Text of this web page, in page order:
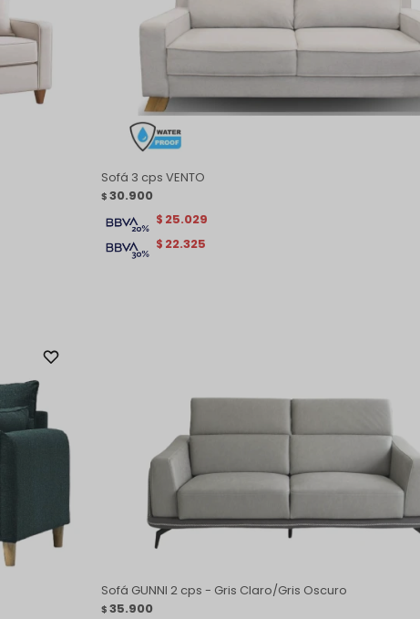
Sofá 3 cps VENTO
$ 30.900
$ 22.325
$ 25.029
Sofá GUNNI 2 cps - Gris Claro/Gris Oscuro
$ 35.900